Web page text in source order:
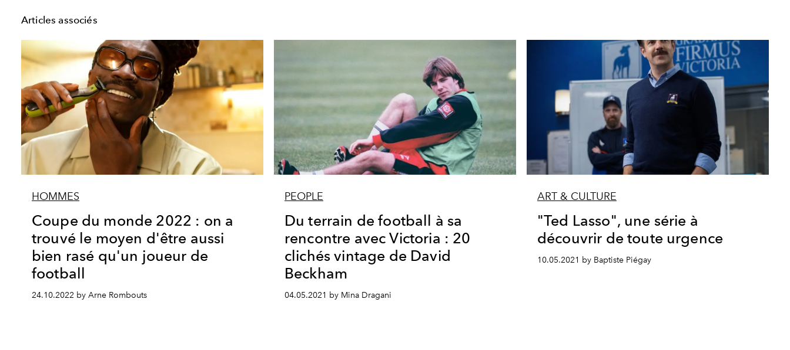
Articles associés
HOMMES
Coupe du monde 2022 : on a
trouvé le moyen d'être aussi
bien rasé qu'un joueur de
football
24.10.2022 by Arne Rombouts
PEOPLE
Du terrain de football à sa
rencontre avec Victoria : 20
clichés vintage de David
Beckham
04.05.2021 by Mina Dragani
ART & CULTURE
"Ted Lasso", une série à
découvrir de toute urgence
10.05.2021 by Baptiste Piégay